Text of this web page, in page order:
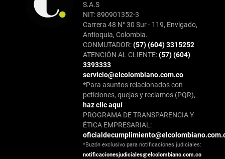
S.A.S
NIT: 890901352-3
Carrera 48 N° 30 Sur - 119, Envigado,
Antioquia, Colombia.
CONMUTADOR:(57) (604) 3315252
ATENCIÓN AL CLIENTE:(57) (604)
3393333
servicio@elcolombiano.com.co
*Para asuntos relacionados con
peticiones, quejas y reclamos (PQR),
haz clic aquí
PROGRAMA DE TRANSPARENCIA Y
ÉTICA EMPRESARIAL:
*Buzón exclusivo para notificaciones judiciales:
notificacionesjudiciales@elcolombiano.com.co